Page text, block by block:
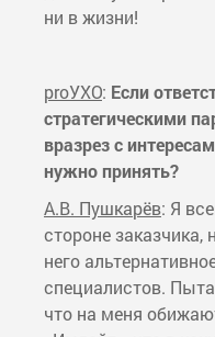
ни в жизни!
proУХО: Если
стратегическими
вразрез с
нужно принять?
А.В. Пушкарёв: Я
стороне
него
специалистов.
что на меня